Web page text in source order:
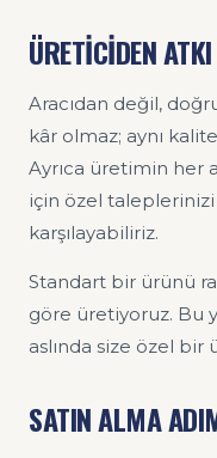
ÜRETİCİDEN
Aracıdan değil,
kâr olmaz; aynı
Ayrıca üretimin her
için özel
karşılayabiliriz.
Standart bir ürünü
göre üretiyoruz. Bu
aslında size özel bir
SATIN ALMA